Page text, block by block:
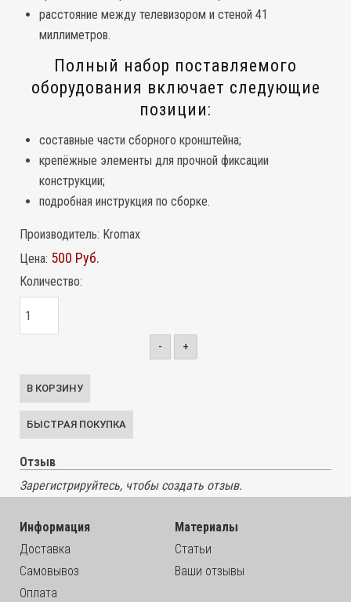
расстояние между телевизором и стеной 41
миллиметров.
Полный набор поставляемого
оборудования включает следующие
позиции:
составные части сборного кронштейна;
крепёжные элементы для прочной фиксации
конструкции;
подробная инструкция по сборке.
Производитель: Kromax
Цена: 500 Руб.
Количество:
- +
Отзыв
Зарегистрируйтесь, чтобы создать отзыв.
Информация
Доставка
Самовывоз
Оплата
Материалы
Статьи
Ваши отзывы